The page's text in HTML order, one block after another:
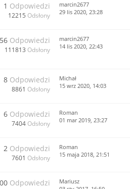
1 Odpowiedzi
12215 Odsłony
marcin2677
29 lis 2020, 23:28
Odpowiedzi
111813 Odsłony
marcin2677
14 lis 2020, 22:43
8 Odpowiedzi
8861 Odsłony
Michał
15 wrz 2020, 14:03
6 Odpowiedzi
7404 Odsłony
Roman
01 mar 2019, 23:27
2 Odpowiedzi
7601 Odsłony
Roman
15 maja 2018, 21:51
Odpowiedzi
Mariusz